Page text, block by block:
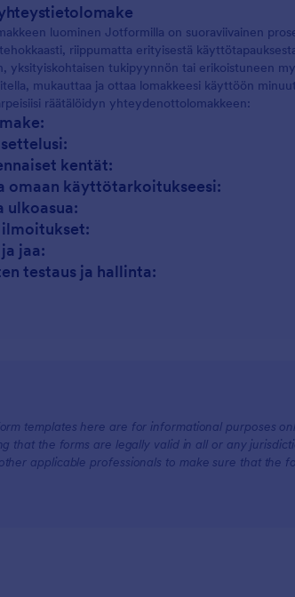
luominen Jotformilla on suoraviivainen
riippumatta erityisestä
yksityiskohtaisen tukipyynnön tai erikoistuneen
mukauttaa ja ottaa lomakkeesi käyttöön
räätälöidyn yhteydenottolomakkeen:
kentät:
omaan käyttötarkoitukseesi:
ulkoasua:
jaa:
testaus ja hallinta:
templates here are for informational purposes
that the forms are legally valid in all or any
applicable professionals to make sure that the